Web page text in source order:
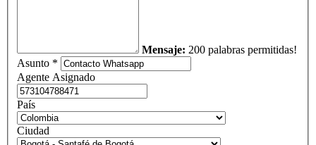
Mensaje: 200 palabras permitidas!
Asunto *
Agente Asignado
País
Ciudad